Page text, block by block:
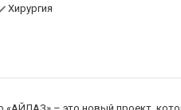
Хирургия